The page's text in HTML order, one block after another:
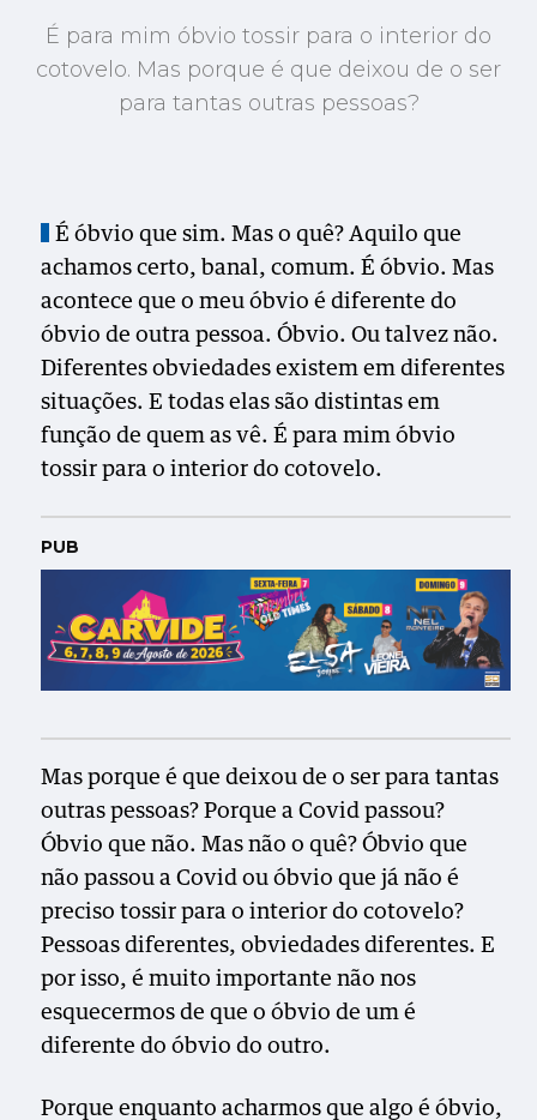
É para mim óbvio tossir para o interior do
cotovelo. Mas porque é que deixou de o ser
para tantas outras pessoas?
É óbvio que sim. Mas o quê? Aquilo que
achamos certo, banal, comum. É óbvio. Mas
acontece que o meu óbvio é diferente do
óbvio de outra pessoa. Óbvio. Ou talvez não.
Diferentes obviedades existem em diferentes
situações. E todas elas são distintas em
função de quem as vê. É para mim óbvio
tossir para o interior do cotovelo.
PUB
Mas porque é que deixou de o ser para tantas
outras pessoas? Porque a Covid passou?
Óbvio que não. Mas não o quê? Óbvio que
não passou a Covid ou óbvio que já não é
preciso tossir para o interior do cotovelo?
Pessoas diferentes, obviedades diferentes. E
por isso, é muito importante não nos
esquecermos de que o óbvio de um é
diferente do óbvio do outro.
Porque enquanto acharmos que algo é óbvio,